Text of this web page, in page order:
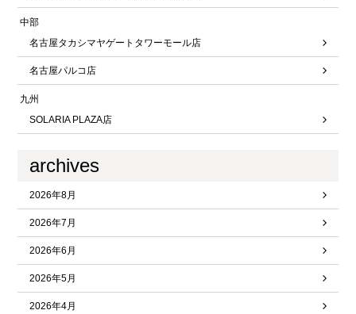
中部
名古屋タカシマヤゲートタワーモール店
名古屋パルコ店
九州
SOLARIA PLAZA店
archives
2026年8月
2026年7月
2026年6月
2026年5月
2026年4月